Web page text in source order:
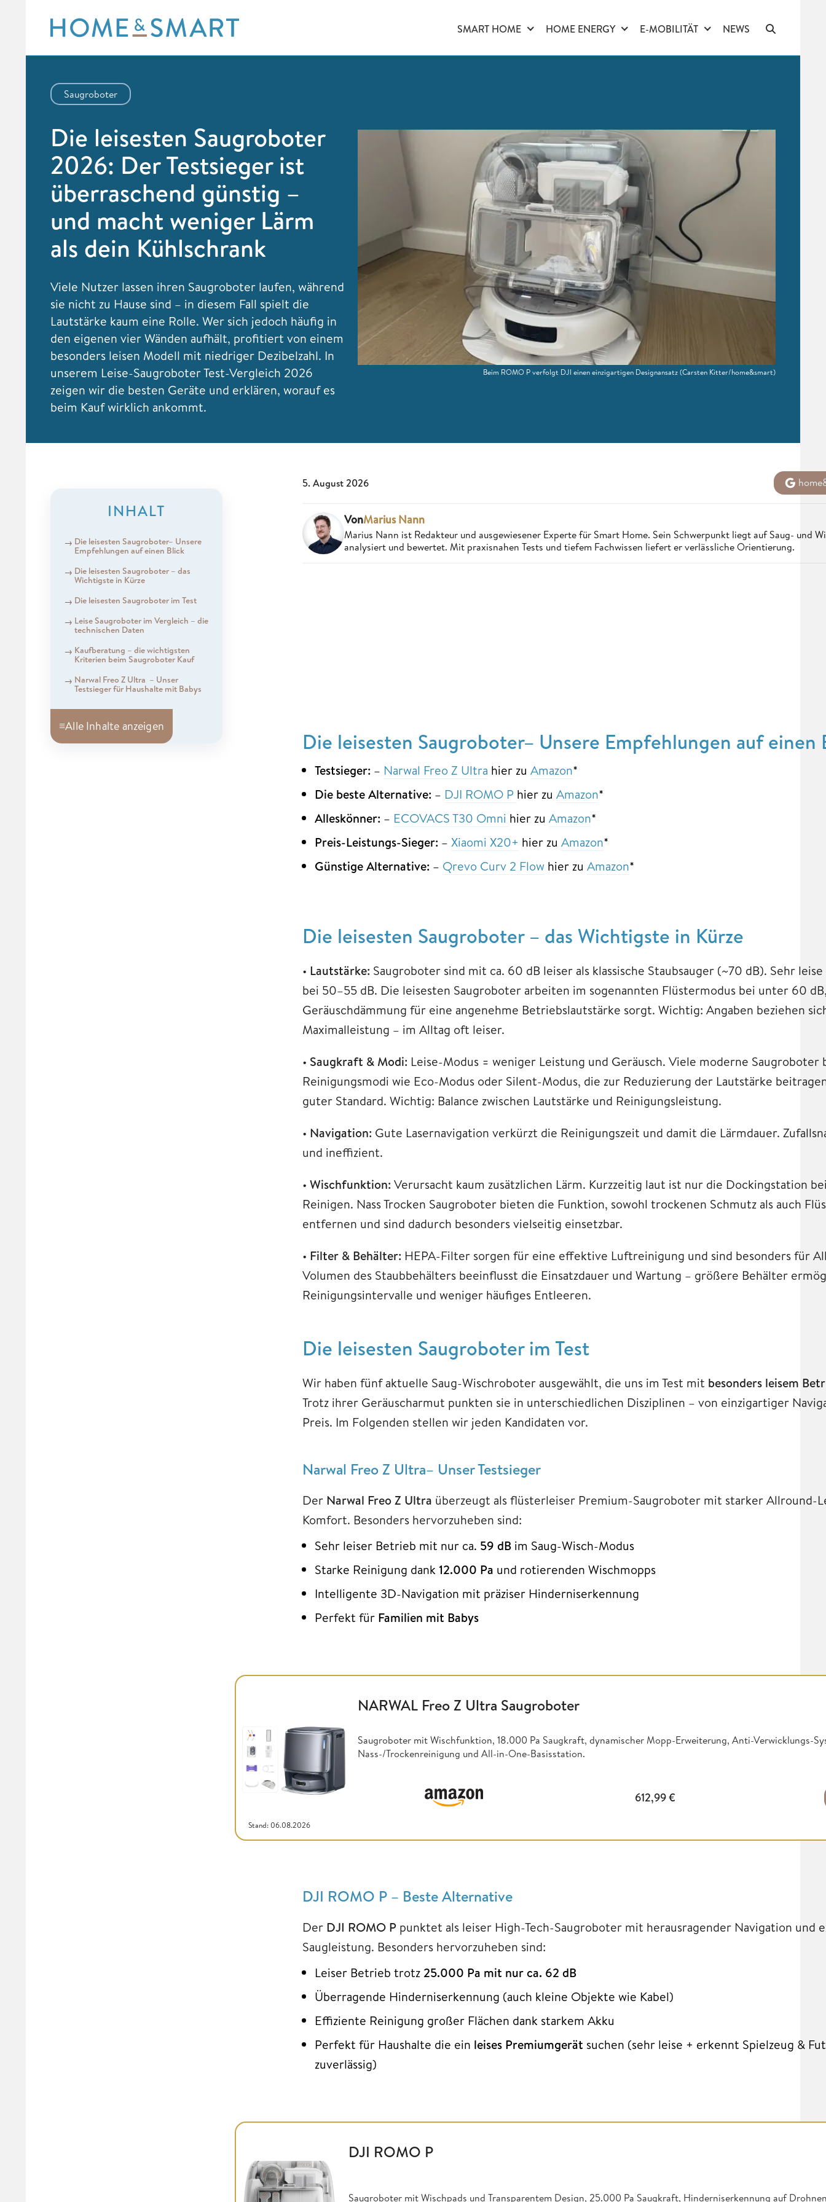
content
SMART HOME HOME ENERGY E-MOBILITÄT NEWS
Saugroboter
Die leisesten Saugroboter
2026: Der Testsieger ist
überraschend günstig –
und macht weniger Lärm
als dein Kühlschrank
Viele Nutzer lassen ihren Saugroboter laufen, während
sie nicht zu Hause sind – in diesem Fall spielt die
Lautstärke kaum eine Rolle. Wer sich jedoch häufig in
den eigenen vier Wänden aufhält, profitiert von einem
besonders leisen Modell mit niedriger Dezibelzahl. In
unserem Leise-Saugroboter Test-Vergleich 2026
zeigen wir die besten Geräte und erklären, worauf es
beim Kauf wirklich ankommt.
Beim ROMO P verfolgt DJI einen einzigartigen Designansatz (Carsten Kitter/home&smart)
INHALT
Die leisesten Saugroboter– Unsere
Empfehlungen auf einen Blick
Die leisesten Saugroboter – das
Wichtigste in Kürze
Die leisesten Saugroboter im Test
Leise Saugroboter im Vergleich – die
technischen Daten
Kaufberatung – die wichtigsten
Kriterien beim Saugroboter Kauf
Narwal Freo Z Ultra – Unser
Testsieger für Haushalte mit Babys
≡Alle Inhalte anzeigen
5. August 2026
VonMarius Nann
Marius Nann ist Redakteur und ausgewiesener Experte für Smart Home. Sein Schwerpunkt liegt auf Saug- und
analysiert und bewertet. Mit praxisnahen Tests und tiefem Fachwissen liefert er verlässliche Orientierung.
Die leisesten Saugroboter– Unsere Empfehlungen auf
Testsieger: – Narwal Freo Z Ultra hier zuAmazon*
Die beste Alternative: – DJI ROMO P hier zuAmazon*
Alleskönner: – ECOVACS T30 Omni hier zuAmazon*
Preis-Leistungs-Sieger: –Xiaomi X20+ hier zuAmazon*
Günstige Alternative: – Qrevo Curv 2 Flow hier zuAmazon*
Die leisesten Saugroboter – das Wichtigste in Kürze
• Lautstärke: Saugroboter sind mit ca. 60 dB leiser als klassische Staubsauger (~70 dB). Sehr
bei 50–55 dB. Die leisesten Saugroboter arbeiten im sogenannten Flüstermodus bei unter 60
Geräuschdämmung für eine angenehme Betriebslautstärke sorgt. Wichtig: Angaben beziehen
Maximalleistung – im Alltag oft leiser.
• Saugkraft & Modi: Leise-Modus = weniger Leistung und Geräusch. Viele moderne
Reinigungsmodi wie Eco-Modus oder Silent-Modus, die zur Reduzierung der Lautstärke
guter Standard. Wichtig: Balance zwischen Lautstärke und Reinigungsleistung.
• Navigation: Gute Lasernavigation verkürzt die Reinigungszeit und damit die Lärmdauer.
und ineffizient.
•Wischfunktion: Verursacht kaum zusätzlichen Lärm. Kurzzeitig laut ist nur die Dockingstation
Reinigen. Nass Trocken Saugroboter bieten die Funktion, sowohl trockenen Schmutz als auch
entfernen und sind dadurch besonders vielseitig einsetzbar.
• Filter & Behälter: HEPA-Filter sorgen für eine effektive Luftreinigung und sind besonders für
Volumen des Staubbehälters beeinflusst die Einsatzdauer und Wartung – größere Behälter
Reinigungsintervalle und weniger häufiges Entleeren.
Die leisesten Saugroboter im Test
Wir haben fünf aktuelle Saug-Wischroboter ausgewählt, die uns im Test mit besonders leisem
Trotz ihrer Geräuscharmut punkten sie in unterschiedlichen Disziplinen – von einzigartiger
Preis. Im Folgenden stellen wir jeden Kandidaten vor.
Narwal Freo Z Ultra– Unser Testsieger
Der Narwal Freo Z Ultra überzeugt als flüsterleiser Premium-Saugroboter mit starker Allround-
Komfort. Besonders hervorzuheben sind:
Sehr leiser Betrieb mit nur ca. 59 dB im Saug-Wisch-Modus
Starke Reinigung dank12.000 Pa und rotierenden Wischmopps
Intelligente 3D-Navigation mit präziser Hinderniserkennung
Perfekt für Familien mit Babys
Stand: 06.08.2026
NARWAL Freo Z Ultra Saugroboter
Saugroboter mit Wischfunktion, 18.000 Pa Saugkraft, dynamischer Mopp-Erweiterung, Anti-Verwicklungs-
Nass-/Trockenreinigung und All-in-One-Basisstation.
612,99€
DJI ROMO P – Beste Alternative
Der DJI ROMO P punktet als leiser High-Tech-Saugroboter mit herausragender Navigation und
Saugleistung. Besonders hervorzuheben sind:
Leiser Betrieb trotz 25.000 Pa mit nur ca. 62 dB
Überragende Hinderniserkennung (auch kleine Objekte wie Kabel)
Effiziente Reinigung großer Flächen dank starkem Akku
Perfekt für Haushalte die ein leises Premiumgerät suchen (sehr leise + erkennt Spielzeug &
zuverlässig)
DJI ROMO P
Saugroboter mit Wischpads und Transparentem Design, 25.000 Pa Saugkraft, Hinderniserkennung auf